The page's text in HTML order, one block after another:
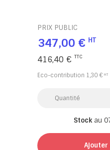
PRIX PUBLIC
347,00 €
416,40 €
Eco-contribution 1,30 €
Quantité
Stock au
Ajouter